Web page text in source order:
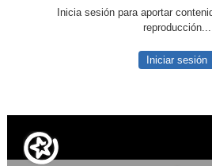
Inicia sesión para aportar
reproducción...
Iniciar sesión